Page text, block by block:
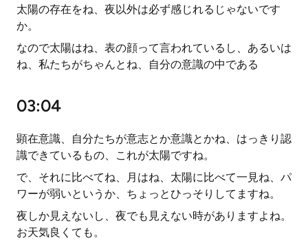
太陽の存在をね、夜以外は必ず感じれるじゃないです
か。
なので太陽はね、表の顔って言われているし、あるいは
ね、私たちがちゃんとね、自分の意識の中である
03:04
顕在意識、自分たちが意志とか意識とかね、はっきり認
識できているもの、これが太陽ですね。
で、それに比べてね、月はね、太陽に比べて一見ね、パ
ワーが弱いというか、ちょっとひっそりしてますね。
夜しか見えないし、夜でも見えない時がありますよね。
お天気良くても。